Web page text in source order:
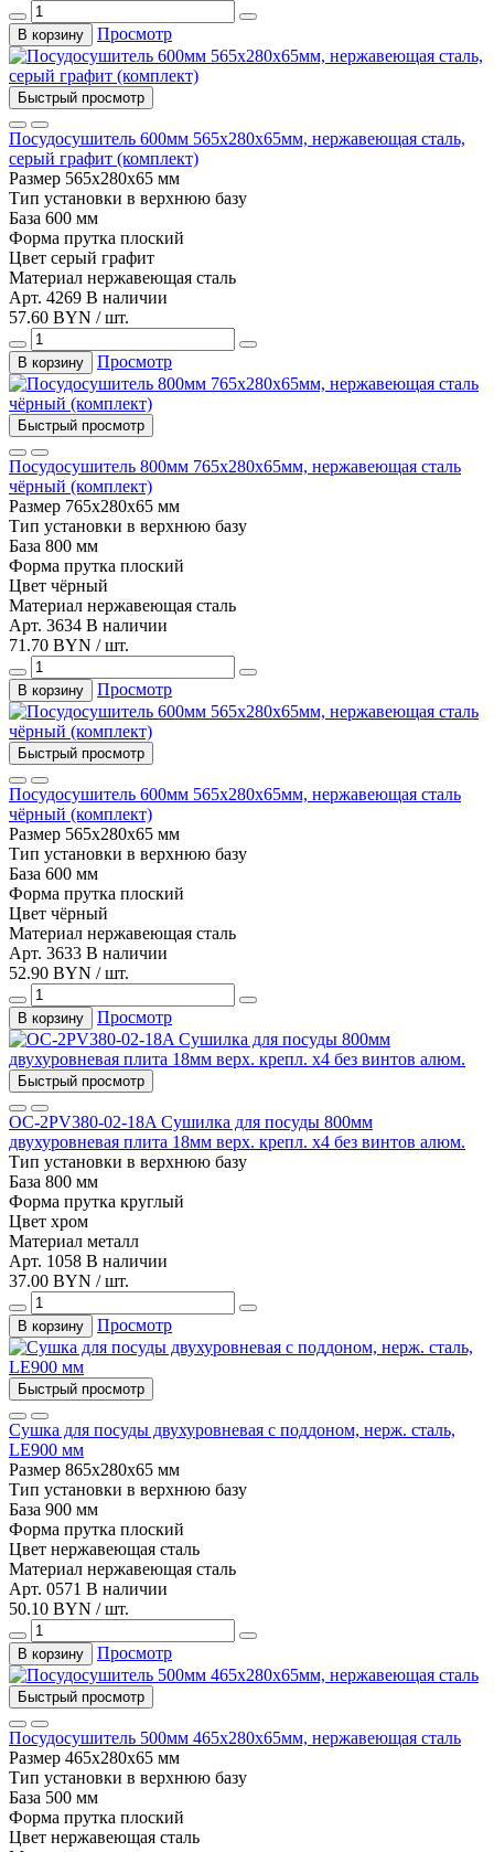
В корзину Просмотр
Быстрый просмотр
Посудосушитель 600мм 565х280х65мм, нержавеющая сталь,
серый графит (комплект)
Размер 565х280х65 мм
Тип установки в верхнюю базу
База 600 мм
Форма прутка плоский
Цвет серый графит
Материал нержавеющая сталь
Арт. 4269 В наличии
57.60 BYN / шт.
В корзину Просмотр
Быстрый просмотр
Посудосушитель 800мм 765х280х65мм, нержавеющая сталь
чёрный (комплект)
Размер 765х280х65 мм
Тип установки в верхнюю базу
База 800 мм
Форма прутка плоский
Цвет чёрный
Материал нержавеющая сталь
Арт. 3634 В наличии
71.70 BYN / шт.
В корзину Просмотр
Быстрый просмотр
Посудосушитель 600мм 565х280х65мм, нержавеющая сталь
чёрный (комплект)
Размер 565х280х65 мм
Тип установки в верхнюю базу
База 600 мм
Форма прутка плоский
Цвет чёрный
Материал нержавеющая сталь
Арт. 3633 В наличии
52.90 BYN / шт.
В корзину Просмотр
Быстрый просмотр
ОС-2PV380-02-18A Сушилка для посуды 800мм
двухуровневая плита 18мм верх. крепл. х4 без винтов алюм.
Тип установки в верхнюю базу
База 800 мм
Форма прутка круглый
Цвет хром
Материал металл
Арт. 1058 В наличии
37.00 BYN / шт.
В корзину Просмотр
Быстрый просмотр
Сушка для посуды двухуровневая с поддоном, нерж. сталь,
LE900 мм
Размер 865х280х65 мм
Тип установки в верхнюю базу
База 900 мм
Форма прутка плоский
Цвет нержавеющая сталь
Материал нержавеющая сталь
Арт. 0571 В наличии
50.10 BYN / шт.
В корзину Просмотр
Быстрый просмотр
Посудосушитель 500мм 465х280х65мм, нержавеющая сталь
Размер 465х280х65 мм
Тип установки в верхнюю базу
База 500 мм
Форма прутка плоский
Цвет нержавеющая сталь